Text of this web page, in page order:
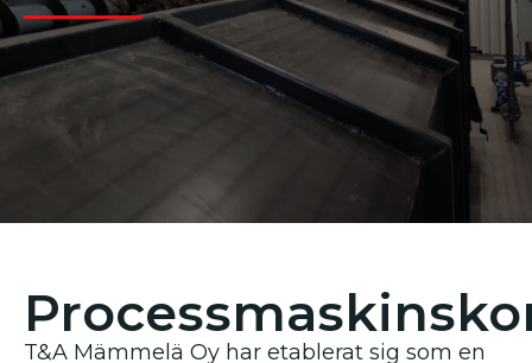
T&A Mämmelä Oy har etablerat sig som en